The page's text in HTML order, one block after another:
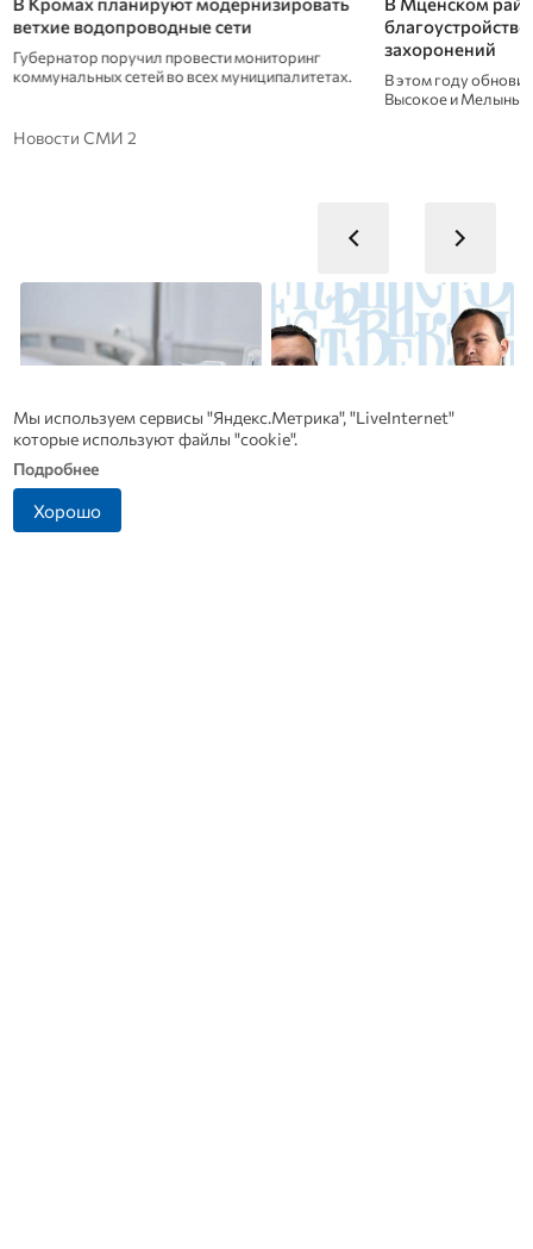
ветхие водопроводные сети
Губернатор поручил провести мониторинг
коммунальных сетей во всех муниципалитетах.
захоронений
В этом году
Высокое и Мелынь.
Новости СМИ 2
Мы используем сервисы "Яндекс.Метрика", "LiveInternet"
которые используют файлы "cookie".
Подробнее
Хорошо